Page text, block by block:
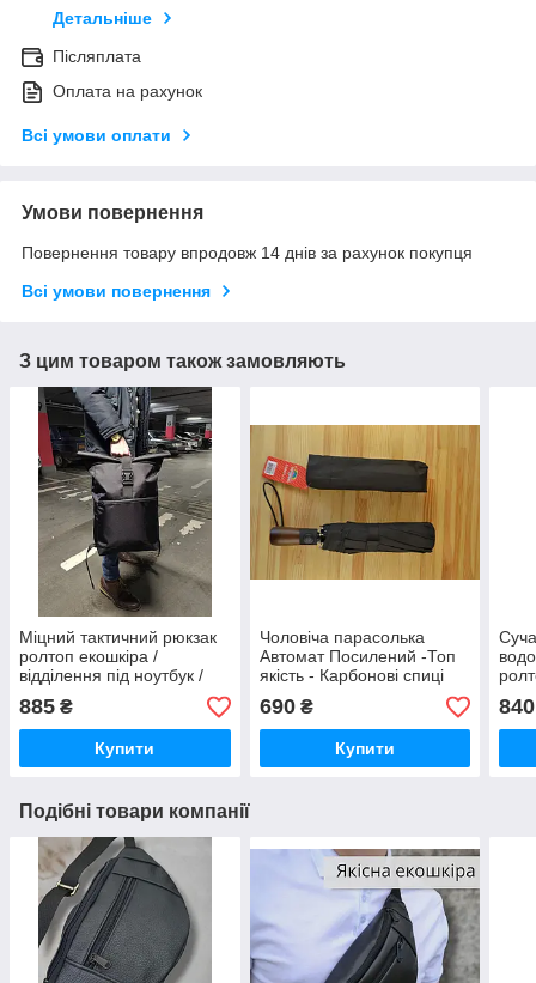
Детальніше
Післяплата
Оплата на рахунок
Всі умови оплати
Умови повернення
Повернення товару впродовж 14 днів за рахунок покупця
Всі умови повернення
З цим товаром також замовляють
Міцний тактичний рюкзак
ролтоп екошкіра /
відділення під ноутбук /
чоловічий жіночий унісекс
885 ₴
Купити
Чоловіча парасолька
Автомат Посилений -Топ
якість - Карбонові спиці
690₴
Купити
/840
Подібні товари компанії